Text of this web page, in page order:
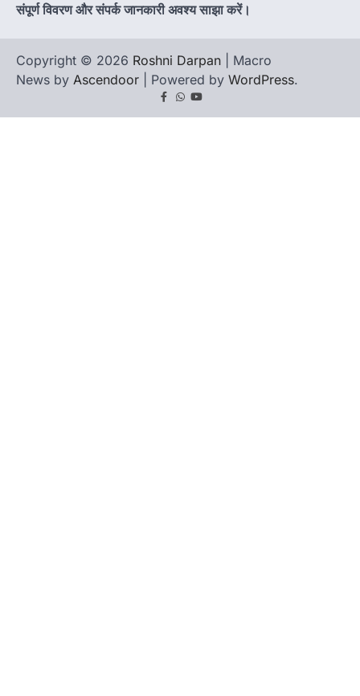
संपूर्ण विवरण और संपर्क जानकारी अवश्य साझा करें।
Copyright © 2026 Roshni Darpan | Macro
News by Ascendoor | Powered by WordPress.
Facebook
Whatsapp
youtube